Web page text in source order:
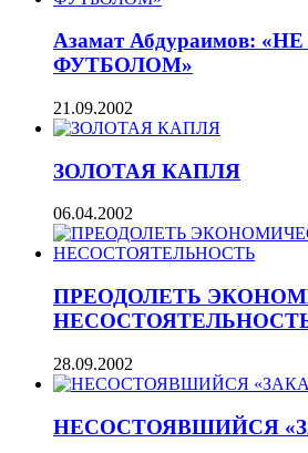
Азамат Абдураимов:
ФУТБОЛОМ»
21.09.2002
ЗОЛОТАЯ КАПЛЯ
06.04.2002
ПРЕОДОЛЕТЬ
28.09.2002
НЕСОСТОЯВШИЙСЯ